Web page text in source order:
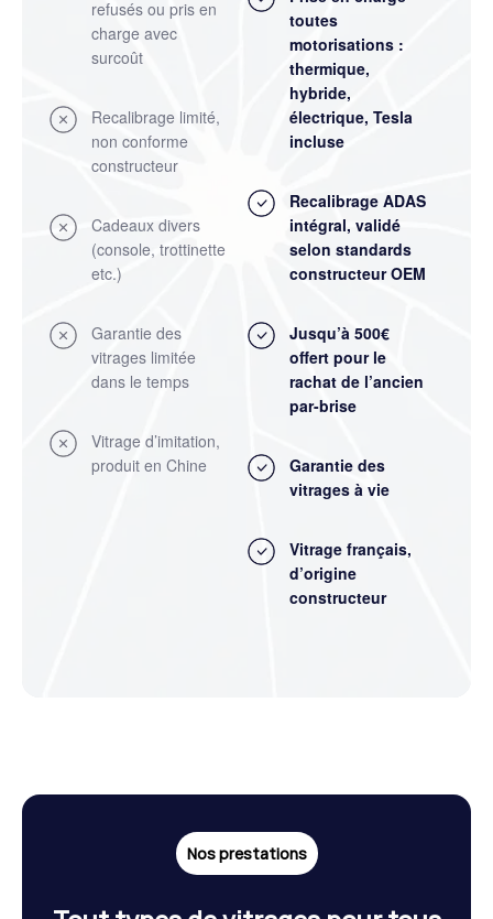
refusés ou pris en
charge avec
surcoût
Recalibrage limité,
non conforme
constructeur
Cadeaux divers
(console, trottinette
etc.)
Garantie des
vitrages limitée
dans le temps
Vitrage d’imitation,
produit en Chine
toutes
motorisations :
thermique,
hybride,
électrique, Tesla
incluse
Recalibrage ADAS
intégral, validé
selon standards
constructeur OEM
Jusqu’à 500€
offert pour le
rachat de l’ancien
par-brise
Garantie des
vitrages à vie
Vitrage français,
d’origine
constructeur
Nos prestations